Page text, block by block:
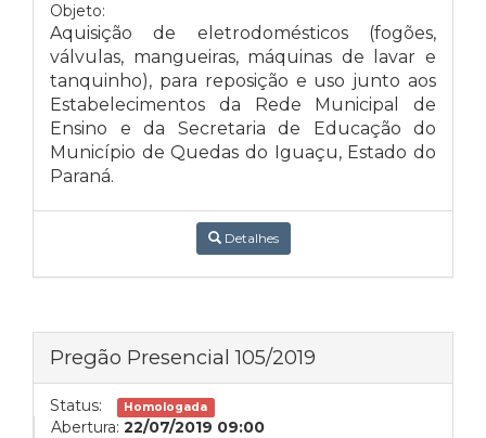
Objeto:
Aquisição de eletrodomésticos (fogões,
válvulas, mangueiras, máquinas de lavar e
tanquinho), para reposição e uso junto aos
Estabelecimentos da Rede Municipal de
Ensino e da Secretaria de Educação do
Município de Quedas do Iguaçu, Estado do
Paraná.
Detalhes
Pregão Presencial 105/2019
Status: Homologada
Abertura: 22/07/2019 09:00